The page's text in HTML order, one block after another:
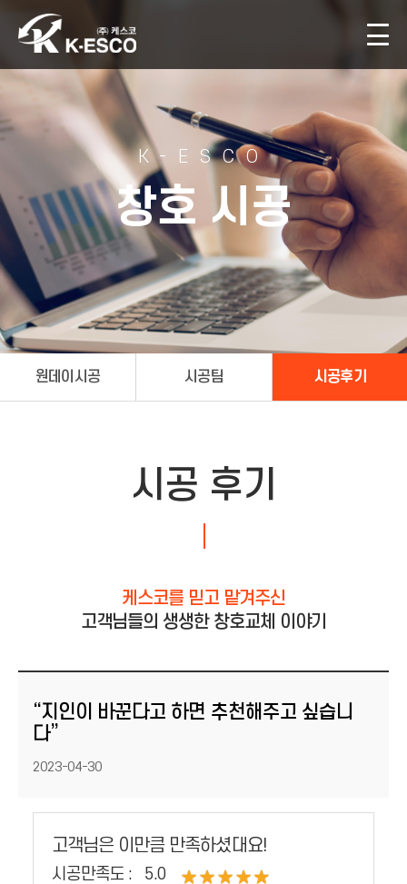
K-ESCO
창호 시공
원데이시공 시공팀 시공후기
시공 후기
케스코를 믿고 맡겨주신
고객님들의 생생한 창호교체 이야기
“지인이 바꾼다고 하면 추천해주고 싶습니
다”
등록일
2023-04-30
고객님은 이만큼 만족하셨대요!
시공만족도 :
5.0